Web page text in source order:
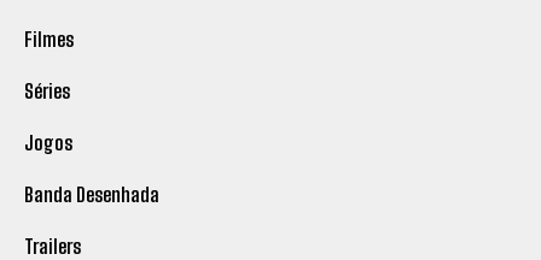
Filmes
Séries
Jogos
Banda Desenhada
Trailers